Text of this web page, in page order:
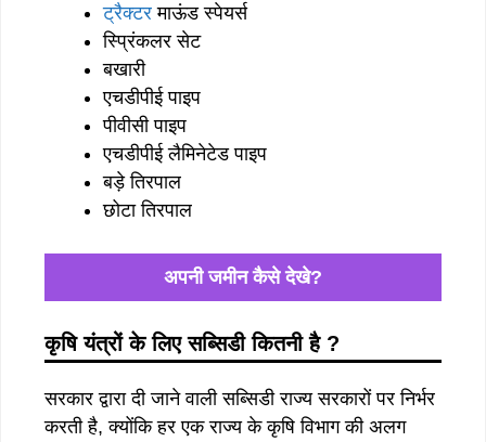
ट्रैक्टर माऊंड स्पेयर्स
स्प्रिंकलर सेट
बखारी
एचडीपीई पाइप
पीवीसी पाइप
एचडीपीई लैमिनेटेड पाइप
बड़े तिरपाल
छोटा तिरपाल
अपनी जमीन कैसे देखे?
कृषि यंत्रों के लिए सब्सिडी कितनी है?
सरकार द्वारा दी जाने वाली सब्सिडी राज्य सरकारों पर निर्भर
करती है, क्योंकि हर एक राज्य के कृषि विभाग की अलग